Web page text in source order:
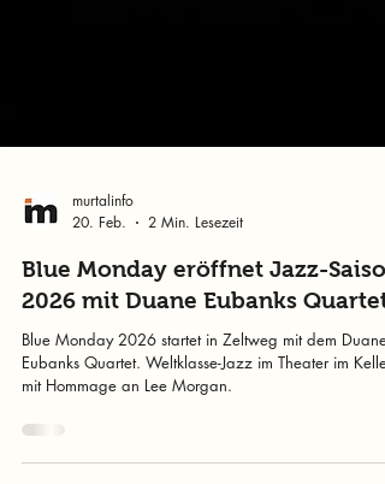
murtalinfo
2 Min. Lesezeit
Blue Monday eröffnet Jazz-
2026 mit Duane Eubanks Quartet